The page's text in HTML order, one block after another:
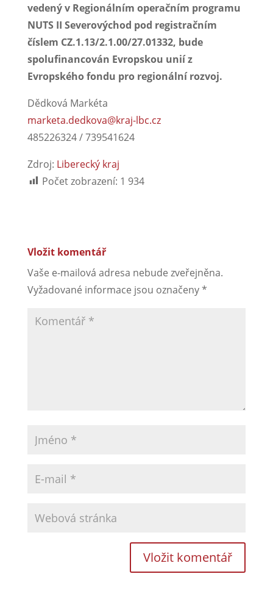
vedený v Regionálním operačním programu
NUTS II Severovýchod pod registračním
číslem CZ.1.13/2.1.00/27.01332, bude
spolufinancován Evropskou unií z
Evropského fondu pro regionální rozvoj.
Dědková Markéta
marketa.dedkova@kraj-lbc.cz
485226324 / 739541624
Zdroj: Liberecký kraj
Počet zobrazení: 1 934
Vložit komentář
Vaše e-mailová adresa nebude zveřejněna.
Vyžadované informace jsou označeny*